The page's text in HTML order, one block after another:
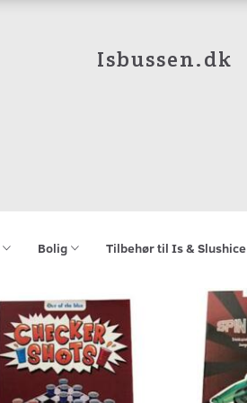
Isbussen.dk
Bolig Tilbehør til Is & Slushice